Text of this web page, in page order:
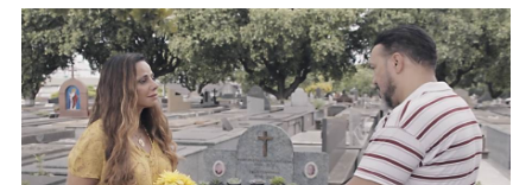
reviver nosso passado'... Ver mais